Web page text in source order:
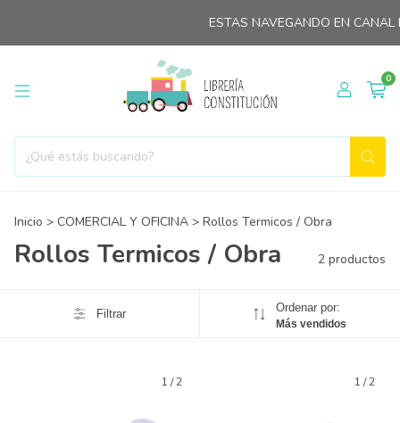
ESTAS NAVEGANDO EN CANAL
0
Inicio > COMERCIAL Y OFICINA > Rollos Termicos / Obra
Rollos Termicos / Obra 2 productos
Filtrar Ordenar por:
Más vendidos
1 /2 1 /2